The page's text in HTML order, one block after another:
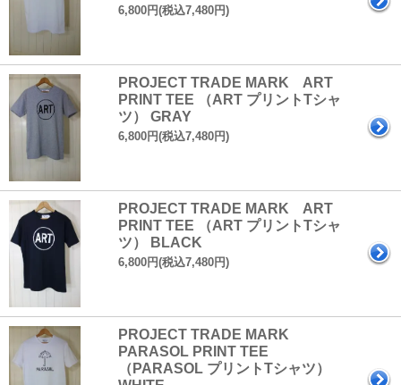
6,800円(税込7,480円)
PROJECT TRADE MARK ART
PRINT TEE （ART プリントTシャ
ツ） GRAY
6,800円(税込7,480円)
PROJECT TRADE MARK ART
PRINT TEE （ART プリントTシャ
ツ） BLACK
6,800円(税込7,480円)
PROJECT TRADE MARK
PARASOL PRINT TEE
（PARASOL プリントTシャツ）